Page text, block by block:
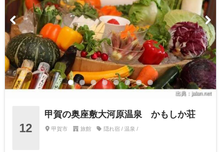
出典：jalan.net
12
甲賀の奥座敷大河原温泉 かもしか荘
甲賀市 旅館 隠れ宿 / 温泉 /